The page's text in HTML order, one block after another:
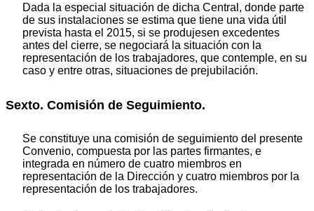
Dada la especial situación de dicha Central, donde parte
de sus instalaciones se estima que tiene una vida útil
prevista hasta el 2015, si se produjesen excedentes
antes del cierre, se negociará la situación con la
representación de los trabajadores, que contemple, en su
caso y entre otras, situaciones de prejubilación.
Sexto. Comisión de Seguimiento.
Se constituye una comisión de seguimiento del presente
Convenio, compuesta por las partes firmantes, e
integrada en número de cuatro miembros en
representación de la Dirección y cuatro miembros por la
representación de los trabajadores.